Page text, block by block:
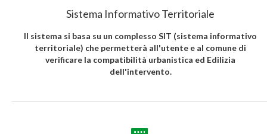
Sistema Informativo Territoriale
Il sistema si basa su un complesso SIT (sistema informativo
territoriale) che permetterà all'utente e al comune di
verificare la compatibilità urbanistica ed Edilizia
dell'intervento.